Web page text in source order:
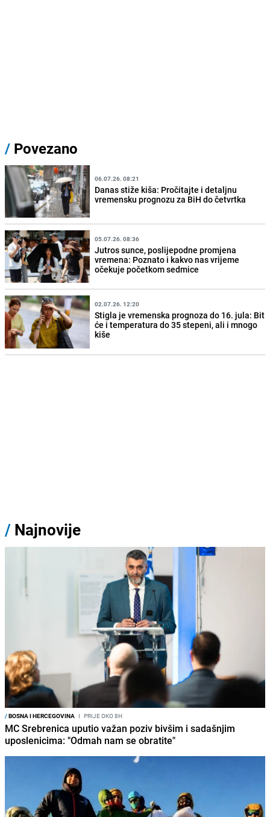
/ Povezano
06.07.26. 08:21
Danas stiže kiša: Pročitajte i detaljnu
vremensku prognozu za BiH do četvrtka
05.07.26. 08:36
Jutros sunce, poslijepodne promjena
vremena: Poznato i kakvo nas vrijeme
očekuje početkom sedmice
02.07.26. 12:20
Stigla je vremenska prognoza do 16. jula: Bit
će i temperatura do 35 stepeni, ali i mnogo
kiše
/ Najnovije
/BOSNA I HERCEGOVINA I PRIJE OKO 8H
MC Srebrenica uputio važan poziv bivšim i sadašnjim
uposlenicima: "Odmah nam se obratite"